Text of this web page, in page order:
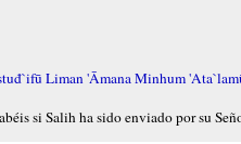
Liman 'Āmana Minhum
si Salih ha sido enviado por su